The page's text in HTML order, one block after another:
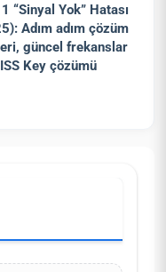
“Sinyal Yok” Hatası
Adım adım çözüm
güncel frekanslar
Key çözümü